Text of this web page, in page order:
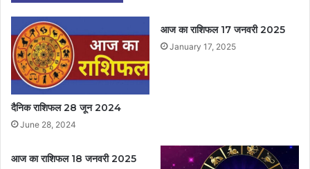
दैनिक राशिफल 28 जून 2024
June 28, 2024
आज का राशिफल 17 जनवरी 2025
January 17, 2025
आज का राशिफल 18 जनवरी 2025